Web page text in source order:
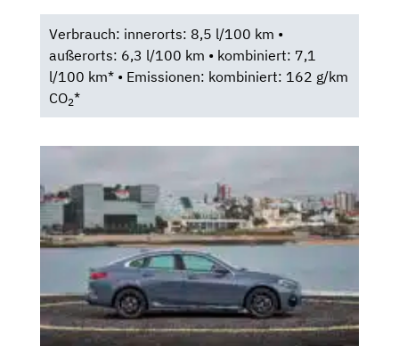
Verbrauch: innerorts: 8,5 l/100 km •
außerorts: 6,3 l/100 km • kombiniert: 7,1
l/100 km* • Emissionen: kombiniert: 162 g/km
CO2*